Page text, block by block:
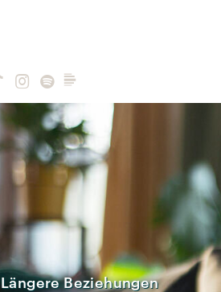
Längere Beziehungen